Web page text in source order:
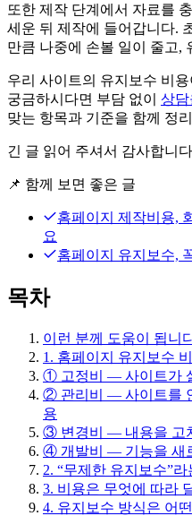
또한 제작 단계에서 자료를
세운 뒤 제작에 들어갑니다.
만큼 나중에 손볼 일이 줄고,
우리 사이트의 유지보수 비
궁금하시다면 부담 없이 상담
맞는 항목과 기준을 함께 정
긴 글 읽어 주셔서 감사합니
📌 함께 보면 좋은 글
홈페이지 제작비용,
요
홈페이지 유지보수,
목차
이런 분께 도움이 됩니
1. 홈페이지 유지보수
① 고정비 — 사이트가
② 관리비 — 사이트를
용
③ 변경비 — 내용을 고
④ 개발비 — 기능을 새
2. “무제한 유지보수”
3. 비용은 무엇에 따라
4. 유지보수 방식은 어